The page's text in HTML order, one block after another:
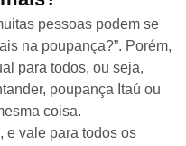
pessoas podem se
na poupança?”. Porém,
para todos, ou seja,
poupança Itaú ou
coisa.
e vale para todos os